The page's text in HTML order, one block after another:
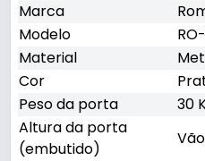
Marca
Modelo
Material
Cor
Peso da porta
30
Altura da porta
(embutido)